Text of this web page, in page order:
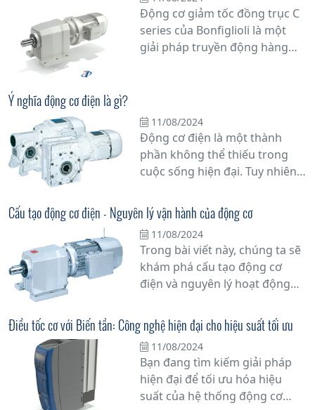
hàng chính hãng.
Động cơ giảm tốc đồng trục C
series của Bonfiglioli là một
giải pháp truyền động hàng
chắn và đa dạng các tính năng,
động cơ này đem lại nhiều ưu
điểm vượt trội, từ khả năng
chịu tải nặng đến tuổi thọ cao
và linh hoạt về tốc độ.
Ý nghĩa động cơ điện là gì?
11/08/2024
Động cơ điện là một thành
phần không thể thiếu trong
cuộc sống hiện đại. Tuy nhiên,
trọng đến vậy không? Bài viết
này sẽ đi sâu vào ý nghĩa động
cơ điện và vai trò của nó trong
cuộc sống hàng ngày của
chúng ta.
Cấu tạo động cơ điện - Nguyên lý vận hành của động cơ
11/08/2024
Trong bài viết này, chúng ta sẽ
khám phá cấu tạo động cơ
điện và nguyên lý hoạt động
không thể thiếu trong nhiều
thiết bị điện tử và ứng dụng
công nghiệp. Tìm hiểu sâu hơn
về cách mà động cơ điện hoạt
động và tại sao chúng lại là trái
tim của hệ thống máy móc và
Điều tốc cơ với Biến tần: Công nghệ hiện đại cho hiệu suất tối ưu
11/08/2024
Bạn đang tìm kiếm giải pháp
hiện đại để tối ưu hóa hiệu
suất của hệ thống động cơ